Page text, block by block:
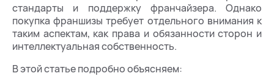
стандарты и поддержку франчайзера. Однако
покупка франшизы требует отдельного внимания к
таким аспектам, как права и обязанности сторон и
интеллектуальная собственность.
В этой статье подробно объясняем: